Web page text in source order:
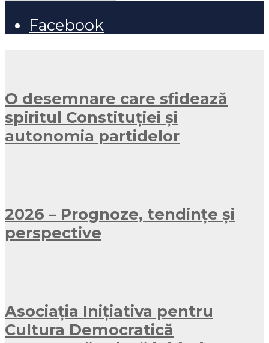
Facebook
O desemnare care sfidează
spiritul Constituției și
autonomia partidelor
2026 – Prognoze, tendințe și
perspective
Asociația Inițiativa pentru
Cultura Democratică